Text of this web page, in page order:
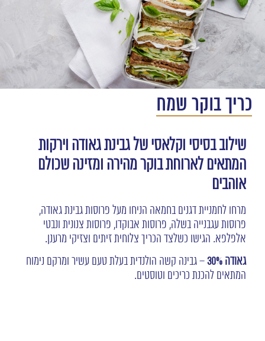
הֵנְּגִישׁוּת
לְחַץ
ALT+0
כריך בוקר שמח
שילוב בסיסי וקלאסי של גבינתגאודה וירקות
המתאים לארוחת בוקר מהירה ומזינה שכולם
אוהבים
מרחו לחמניית דגנים בחמאה הניחו מעל פרוסות גבינת גאודה,
פרוסות עגבנייה בשלה, פרוסות אבוקדו, פרוסות צנונית ונבטי
אלפלפא. הגישו כשלצד הכריך צלוחית זיתים וצזיקי מרענן.
גאודה 30%
– גבינה קשה הולנדית בעלת טעם עשיר ומרקם נימוח
המתאים להכנת כריכים וטוסטים.